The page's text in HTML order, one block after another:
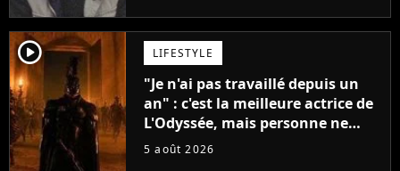
player2 LIFESTYLE
"Je n'ai pas travaillé depuis un
an" : c'est la meilleure actrice de
L'Odyssée, mais personne ne
veut lui donner de rôle au
5 août 2026